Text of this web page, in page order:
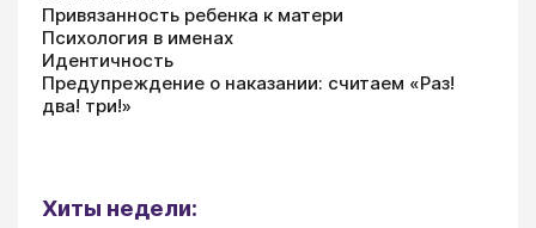
Привязанность ребенка к матери
Психология в именах
Идентичность
Предупреждение о наказании: считаем «Раз!
два! три!»
Хиты недели: